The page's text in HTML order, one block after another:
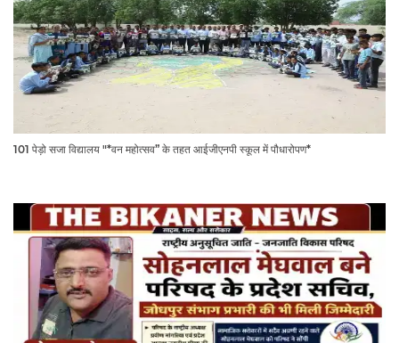
101 पेड़ो सजा विद्यालय "*वन महोत्सव” के तहत आईजीएनपी स्कूल में पौधारोपण*